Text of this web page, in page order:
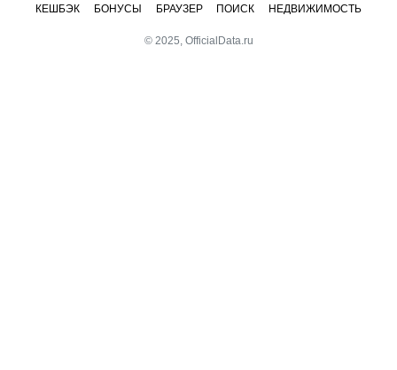
КЕШБЭК
БОНУСЫ БРАУЗЕР ПОИСК НЕДВИЖИМОСТЬ
© 2025, OfficialData.ru